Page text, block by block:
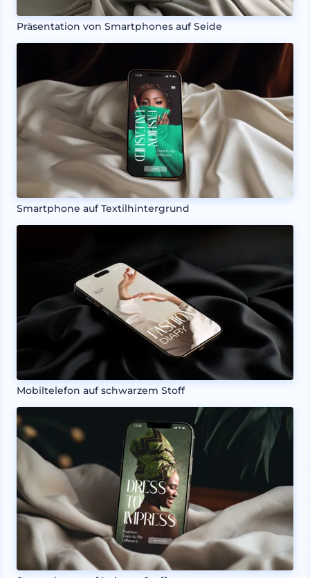
Präsentation von Smartphones auf Seide
Smartphone auf Textilhintergrund
Mobiltelefon auf schwarzem Stoff